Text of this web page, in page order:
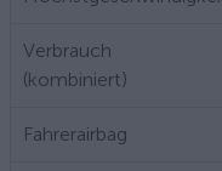
Verbrauch
(kombiniert)
Fahrerairbag